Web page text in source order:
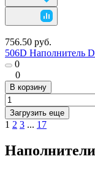
756.50 руб.
506D Наполнитель
0
0
В корзину
Загрузить еще
1 2 3 ... 17